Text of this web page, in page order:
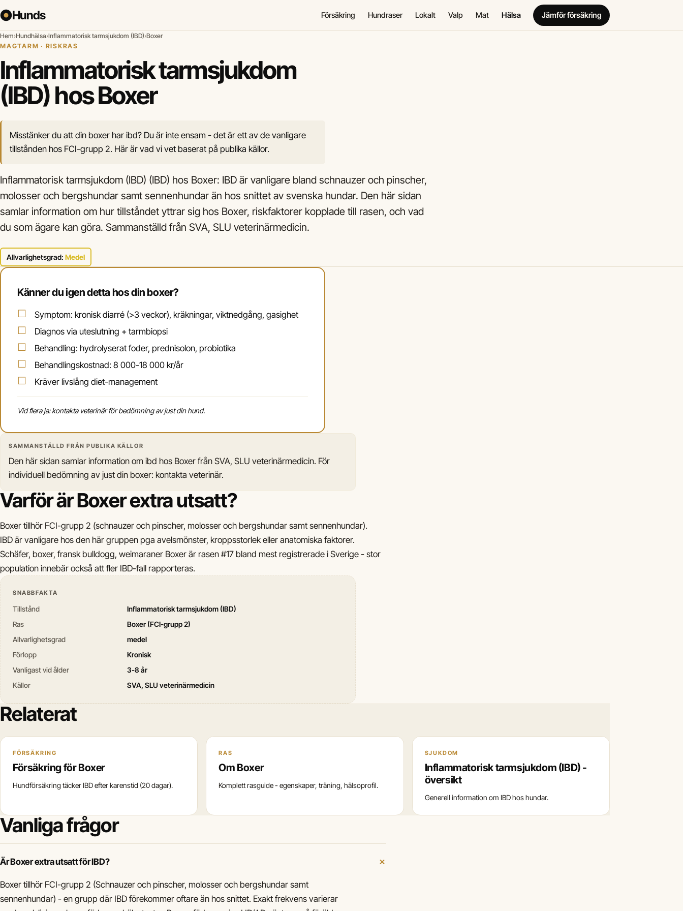
Hunds Försäkring Hundraser Lokalt Valp Mat Hälsa Jämför försäkring
Hem›Hundhälsa›Inflammatorisk tarmsjukdom (IBD)›Boxer
MAGTARM · RISKRAS
Inflammatorisk tarmsjukdom
(IBD) hos Boxer
Misstänker du att din boxer har ibd? Du är inte ensam - det är ett av de vanligare
tillstånden hos FCI-grupp 2. Här är vad vi vet baserat på publika källor.
Inflammatorisk tarmsjukdom (IBD) (IBD) hos Boxer: IBD är vanligare bland schnauzer och pinscher,
molosser och bergshundar samt sennenhundar än hos snittet av svenska hundar. Den här sidan
samlar information om hur tillståndet yttrar sig hos Boxer, riskfaktorer kopplade till rasen, och vad
du som ägare kan göra. Sammanställd från SVA, SLU veterinärmedicin.
Allvarlighetsgrad: Medel
Känner du igen detta hos din boxer?
Symptom: kronisk diarré (>3 veckor), kräkningar, viktnedgång, gasighet
Diagnos via uteslutning + tarmbiopsi
Behandling: hydrolyserat foder, prednisolon, probiotika
Behandlingskostnad: 8 000-18 000 kr/år
Kräver livslång diet-management
Vid flera ja: kontakta veterinär för bedömning av just din hund.
SAMMANSTÄLLD FRÅN PUBLIKA KÄLLOR
Den här sidan samlar information om ibd hos Boxer från SVA, SLU veterinärmedicin. För
individuell bedömning av just din boxer: kontakta veterinär.
Varför är Boxer extra utsatt?
Boxer tillhör FCI-grupp 2 (schnauzer och pinscher, molosser och bergshundar samt sennenhundar).
IBD är vanligare hos den här gruppen pga avelsmönster, kroppsstorlek eller anatomiska faktorer.
Schäfer, boxer, fransk bulldogg, weimaraner Boxer är rasen #17 bland mest registrerade i Sverige - stor
population innebär också att fler IBD-fall rapporteras.
SNABBFAKTA
Tillstånd
Inflammatorisk tarmsjukdom (IBD)
Ras
Boxer (FCI-grupp 2)
Allvarlighetsgrad
medel
Förlopp
Kronisk
Vanligast vid ålder
3-8 år
Källor
SVA, SLU veterinärmedicin
Relaterat
FÖRSÄKRING
Försäkring för Boxer
Hundförsäkring täcker IBD efter karenstid (20 dagar).
RAS
Om Boxer
Komplett rasguide - egenskaper, träning, hälsoprofil.
SJUKDOM
Inflammatorisk tarmsjukdom (IBD) -
översikt
Generell information om IBD hos hundar.
Vanliga frågor
Är Boxer extra utsatt för IBD? +
Boxer tillhör FCI-grupp 2 (Schnauzer och pinscher, molosser och bergshundar samt
sennenhundar) - en grupp där IBD förekommer oftare än hos snittet. Exakt frekvens varierar